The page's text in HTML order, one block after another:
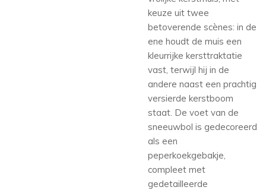
keuze uit twee
betoverende scènes: in de
ene houdt de muis een
kleurrijke kersttraktatie
vast, terwijl hij in de
andere naast een prachtig
versierde kerstboom
staat. De voet van de
sneeuwbol is gedecoreerd
als een
peperkoekgebakje,
compleet met
gedetailleerde